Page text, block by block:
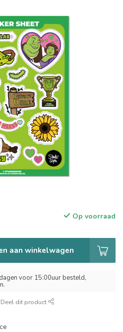
Op voorraad
aan winkelwagen
voor 15:00uur besteld,
Deel dit product